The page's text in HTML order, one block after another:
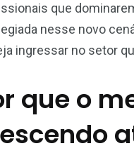
que
nesse novo
ingressar no setor
que o